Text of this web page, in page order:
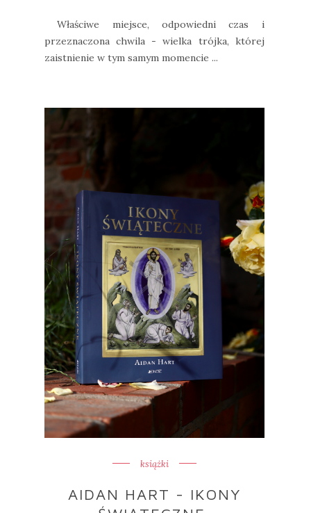
Właściwe miejsce, odpowiedni czas i
przeznaczona chwila - wielka trójka, której
zaistnienie w tym samym momencie ...
książki
AIDAN HART - IKONY